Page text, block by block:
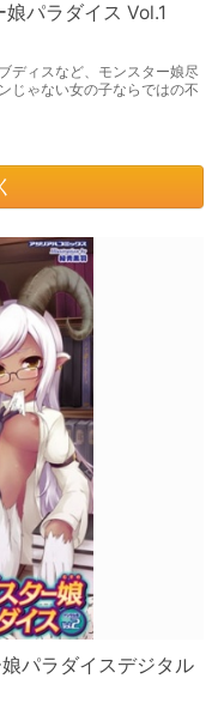
パラダイス Vol.1
ディスなど、モンスター娘尽
じゃない女の子ならではの不
パラダイスデジタル